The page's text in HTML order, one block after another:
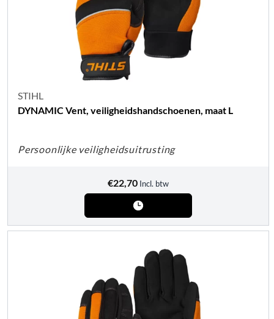
STIHL
DYNAMIC Vent, veiligheidshandschoenen, maat L
Persoonlijke veiligheidsuitrusting
€22,70 Incl. btw